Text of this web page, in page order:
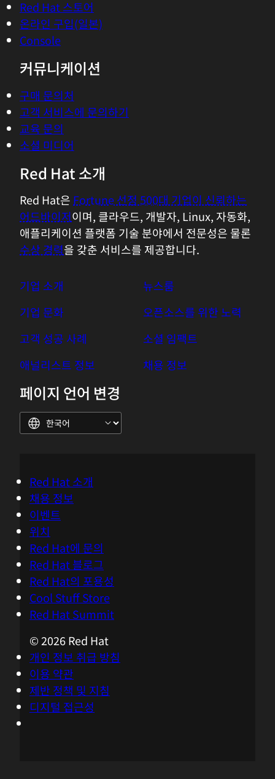
Red Hat 스토어
온라인 구입(일본)
Console
커뮤니케이션
구매 문의처
고객 서비스에 문의하기
교육 문의
소셜 미디어
Red Hat 소개
Red Hat은 Fortune 선정 500대 기업이 신뢰하는
어드바이저이며, 클라우드, 개발자, Linux, 자동화,
애플리케이션 플랫폼 기술 분야에서 전문성은 물론
수상 경력을 갖춘 서비스를 제공합니다.
기업 소개
기업 문화
고객 성공 사례
애널리스트 정보
뉴스룸
오픈소스를 위한 노력
소셜 임팩트
채용 정보
페이지 언어 변경
Red Hat 소개
채용 정보
이벤트
위치
Red Hat에 문의
Red Hat 블로그
Red Hat의 포용성
Cool Stuff Store
Red Hat Summit
© 2026 Red Hat
개인 정보 취급 방침
이용 약관
제반 정책 및 지침
디지털 접근성